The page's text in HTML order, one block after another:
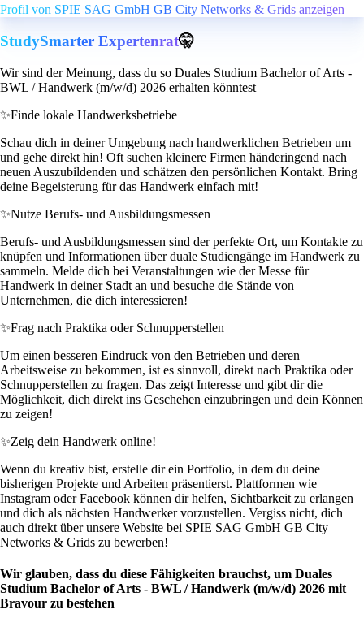
Profil von SPIE SAG GmbH GB City Networks & Grids anzeigen
StudySmarter Expertenrat🤫
Wir sind der Meinung, dass du so Duales Studium Bachelor of Arts -
BWL / Handwerk (m/w/d) 2026 erhalten könntest
✨Finde lokale Handwerksbetriebe
Schau dich in deiner Umgebung nach handwerklichen Betrieben um
und gehe direkt hin! Oft suchen kleinere Firmen händeringend nach
neuen Auszubildenden und schätzen den persönlichen Kontakt. Bring
deine Begeisterung für das Handwerk einfach mit!
✨Nutze Berufs- und Ausbildungsmessen
Berufs- und Ausbildungsmessen sind der perfekte Ort, um Kontakte zu
knüpfen und Informationen über duale Studiengänge im Handwerk zu
sammeln. Melde dich bei Veranstaltungen wie der Messe für
Handwerk in deiner Stadt an und besuche die Stände von
Unternehmen, die dich interessieren!
✨Frag nach Praktika oder Schnupperstellen
Um einen besseren Eindruck von den Betrieben und deren
Arbeitsweise zu bekommen, ist es sinnvoll, direkt nach Praktika oder
Schnupperstellen zu fragen. Das zeigt Interesse und gibt dir die
Möglichkeit, dich direkt ins Geschehen einzubringen und dein Können
zu zeigen!
✨Zeig dein Handwerk online!
Wenn du kreativ bist, erstelle dir ein Portfolio, in dem du deine
bisherigen Projekte und Arbeiten präsentierst. Plattformen wie
Instagram oder Facebook können dir helfen, Sichtbarkeit zu erlangen
und dich als nächsten Handwerker vorzustellen. Vergiss nicht, dich
auch direkt über unsere Website bei SPIE SAG GmbH GB City
Networks & Grids zu bewerben!
Wir glauben, dass du diese Fähigkeiten brauchst, um Duales
Studium Bachelor of Arts - BWL / Handwerk (m/w/d) 2026 mit
Bravour zu bestehen